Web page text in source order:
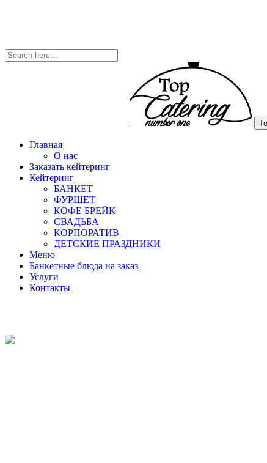
Главная
О нас
Заказать кейтеринг
Кейтеринг
БАНКЕТ
ФУРШЕТ
КОФЕ БРЕЙК
СВАДЬБА
КОРПОРАТИВ
ДЕТСКИЕ ПРАЗДНИКИ
Меню
Банкетные блюда на заказ
Услуги
Контакты